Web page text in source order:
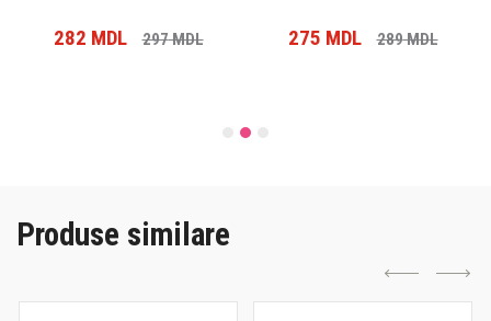
282 MDL 297MDL 275 MDL 289MDL
Produse similare